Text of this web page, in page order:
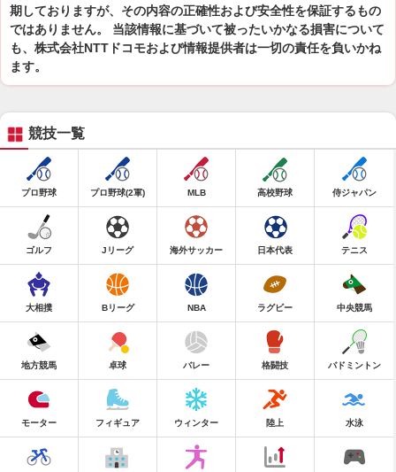
期しておりますが、その内容の正確性および安全性を保証するもの
ではありません。 当該情報に基づいて被ったいかなる損害について
も、株式会社NTTドコモおよび情報提供者は一切の責任を負いかね
ます。
競技一覧
プロ野球 プロ野球(2軍) MLB 高校野球 侍ジャパン
ゴルフ Jリーグ 海外サッカー 日本代表 テニス
大相撲 Bリーグ NBA ラグビー 中央競馬
地方競馬 卓球 バレー 格闘技 バドミントン
モーター フィギュア ウィンター 陸上 水泳